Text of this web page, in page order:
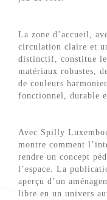
La zone d’accueil,
circulation claire et
distinctif, constitue
matériaux robustes,
de couleurs
fonctionnel, durable
Avec Spilly
montre comment
rendre un concept
l’espace. La
aperçu d’un
libre en un univers